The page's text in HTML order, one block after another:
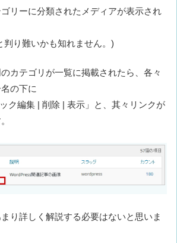
リーに分類されたメディアが表示され
判り難いかも知れません。)
カテゴリが一覧に掲載されたら、各々
の下に
ック編集 | 削除 | 表示」と、其々リンクが
り詳しく解説する必要はないと思いま